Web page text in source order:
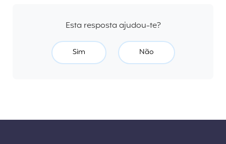
Esta resposta ajudou-te?
Sim Não